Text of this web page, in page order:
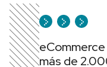
más de